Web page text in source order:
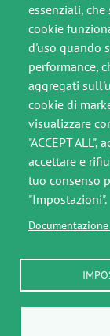
essenziali,
cookie
d'uso quando
performance,
aggregati
cookie di
visualizzare
"ACCEPT
accettare e
tuo consenso
"Impostazioni".
Contatti
Footer
Crediti
Cookie